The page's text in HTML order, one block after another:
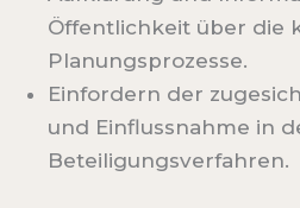
Öffentlichkeit über die
Planungsprozesse.
Einfordern der
und Einflussnahme in
Beteiligungsverfahren.